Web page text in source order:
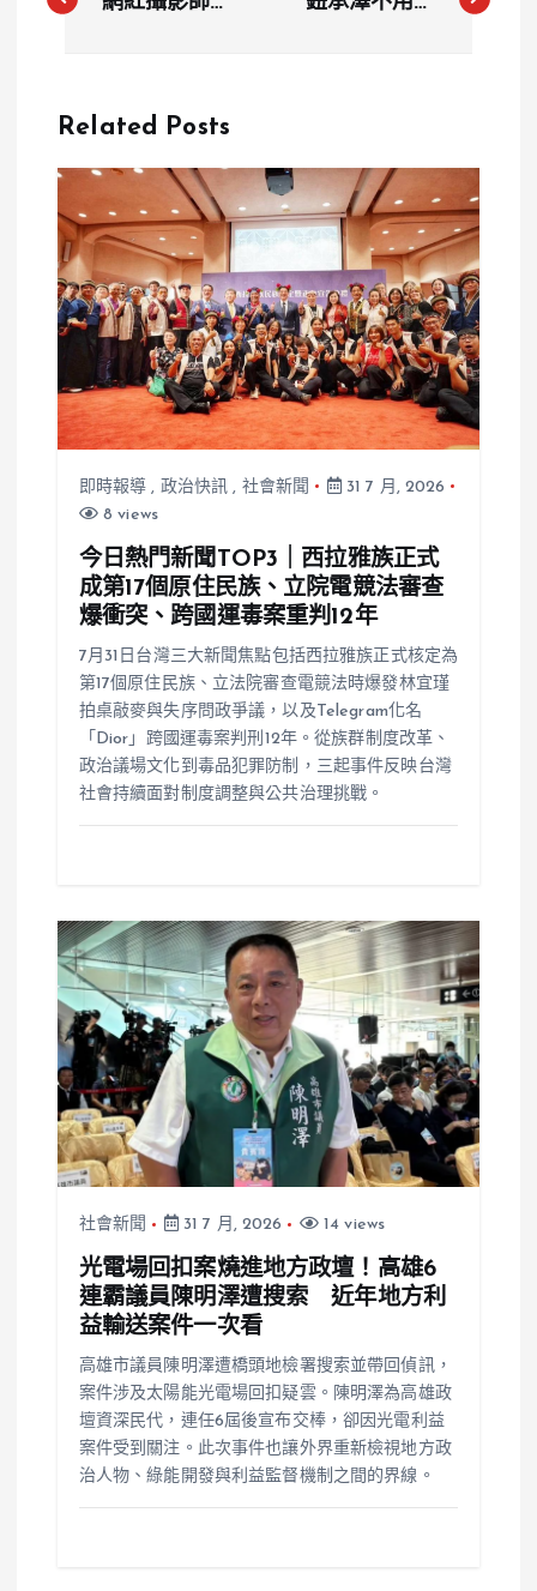
後才能回家
Related Posts
即時報導 , 政治快訊 , 社會新聞
31 7 月, 2026
8 views
今日熱門新聞TOP3｜西拉雅族正式
成第17個原住民族、立院電競法審查
爆衝突、跨國運毒案重判12年
7月31日台灣三大新聞焦點包括西拉雅族正式核定為
第17個原住民族、立法院審查電競法時爆發林宜瑾
拍桌敲麥與失序問政爭議，以及Telegram化名
「Dior」跨國運毒案判刑12年。從族群制度改革、
政治議場文化到毒品犯罪防制，三起事件反映台灣
社會持續面對制度調整與公共治理挑戰。
社會新聞 31 7 月, 2026 14 views
光電場回扣案燒進地方政壇！高雄6
連霸議員陳明澤遭搜索 近年地方利
益輸送案件一次看
高雄市議員陳明澤遭橋頭地檢署搜索並帶回偵訊，
案件涉及太陽能光電場回扣疑雲。陳明澤為高雄政
壇資深民代，連任6屆後宣布交棒，卻因光電利益
案件受到關注。此次事件也讓外界重新檢視地方政
治人物、綠能開發與利益監督機制之間的界線。